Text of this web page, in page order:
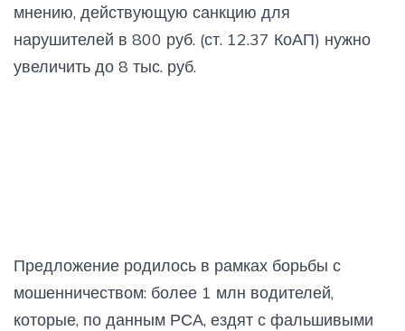
мнению, действующую санкцию для
нарушителей в 800 руб. (ст. 12.37 КоАП) нужно
увеличить до 8 тыс. руб.
Предложение родилось в рамках борьбы с
мошенничеством: более 1 млн водителей,
которые, по данным РСА, ездят с фальшивыми